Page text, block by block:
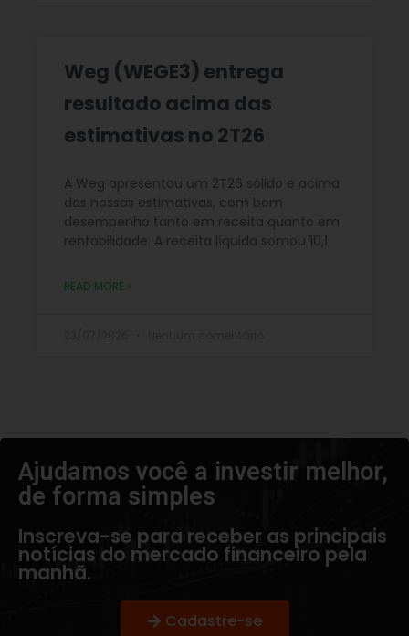
Weg (WEGE3) entrega
resultado acima das
estimativas no 2T26
A Weg apresentou um 2T26 sólido e acima
das nossas estimativas, com bom
desempenho tanto em receita quanto em
rentabilidade. A receita líquida somou 10,1
READ MORE »
Ajudamos você a investir melhor,
de forma simples​
Inscreva-se para receber as principais
notícias do mercado financeiro pela
manhã.
Cadastre-se